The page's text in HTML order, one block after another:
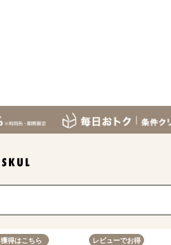
獲得はこちら レビューでお得